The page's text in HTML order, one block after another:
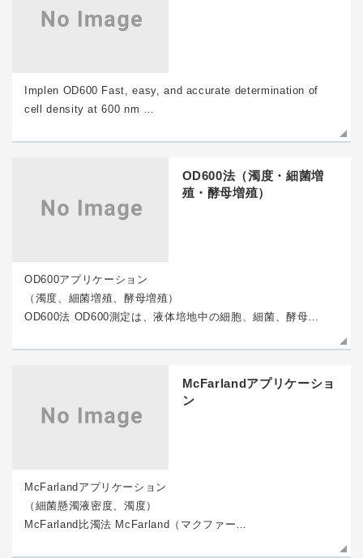
Implen OD600 Fast, easy, and accurate determination of
cell density at 600 nm …
OD600法（濁度・細菌増
殖・酵母増殖）
OD600アプリケーション
（濁度、細菌増殖、酵母増殖）
OD600法 OD600測定は、液体培地中の細胞、細菌、酵母…
McFarlandアプリケーショ
ン
McFarlandアプリケーション
（細菌懸濁液密度、濁度）
McFarland比濁法 McFarland（マクファー…